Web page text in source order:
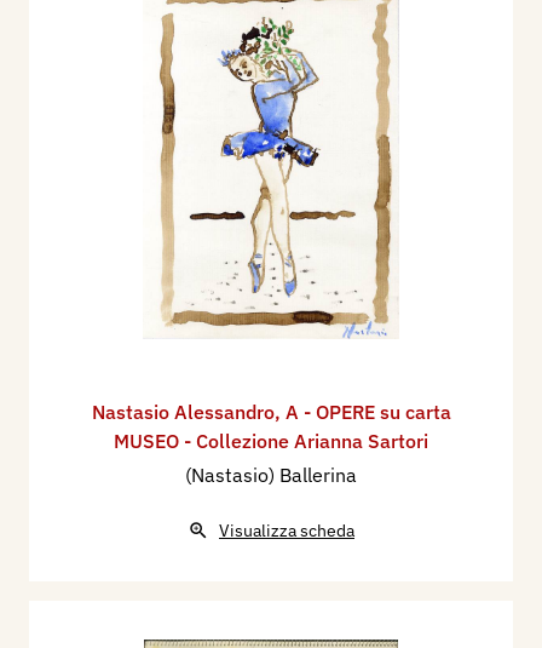
Nastasio Alessandro, A - OPERE su carta
MUSEO - Collezione Arianna Sartori
(Nastasio) Ballerina
Visualizza scheda